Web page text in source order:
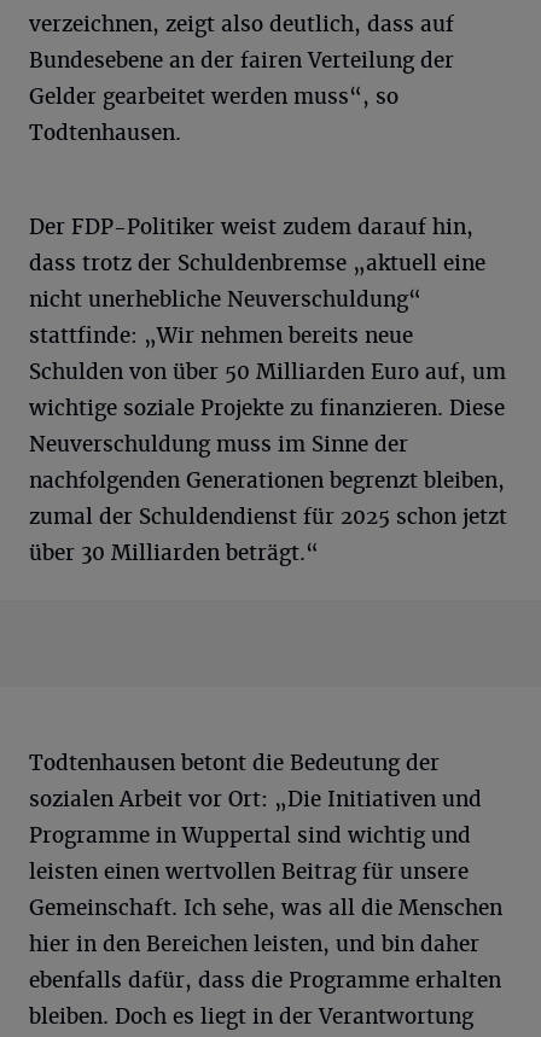
verzeichnen, zeigt also deutlich, dass auf
Bundesebene an der fairen Verteilung der
Gelder gearbeitet werden muss“, so
Todtenhausen.
Der FDP-Politiker weist zudem darauf hin,
dass trotz der Schuldenbremse „aktuell eine
nicht unerhebliche Neuverschuldung“
stattfinde: „Wir nehmen bereits neue
Schulden von über 50 Milliarden Euro auf, um
wichtige soziale Projekte zu finanzieren. Diese
Neuverschuldung muss im Sinne der
nachfolgenden Generationen begrenzt bleiben,
zumal der Schuldendienst für 2025 schon jetzt
über 30 Milliarden beträgt.“
Todtenhausen betont die Bedeutung der
sozialen Arbeit vor Ort: „Die Initiativen und
Programme in Wuppertal sind wichtig und
leisten einen wertvollen Beitrag für unsere
Gemeinschaft. Ich sehe, was all die Menschen
hier in den Bereichen leisten, und bin daher
ebenfalls dafür, dass die Programme erhalten
bleiben. Doch es liegt in der Verantwortung